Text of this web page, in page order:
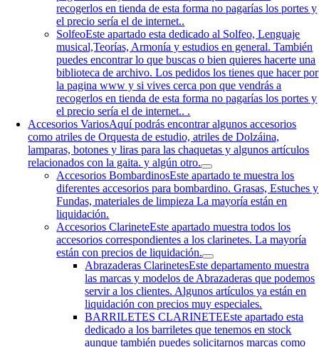
recogerlos en tienda de esta forma no pagarías los portes y
el precio sería el de internet..
SolfeoEste apartado esta dedicado al Solfeo, Lenguaje
musical,Teorías, Armonía y estudios en general. También
puedes encontrar lo que buscas o bien quieres hacerte una
biblioteca de archivo. Los pedidos los tienes que hacer por
la pagina www y si vives cerca pon que vendrás a
recogerlos en tienda de esta forma no pagarías los portes y
el precio sería el de internet.. .
Accesorios VariosAquí podrás encontrar algunos accesorios
como atriles de Orquesta de estudio, atriles de Dolzáina,
lamparas, botones y liras para las chaquetas y algunos artículos
relacionados con la gaita. y algún otro.
Accesorios BombardinosEste apartado te muestra los
diferentes accesorios para bombardino. Grasas, Estuches y
Fundas, materiales de limpieza La mayoría están en
liquidación.
Accesorios ClarineteEste apartado muestra todos los
accesorios correspondientes a los clarinetes. La mayoría
están con precios de liquidación.
Abrazaderas ClarinetesEste departamento muestra
las marcas y modelos de Abrazaderas que podemos
servir a los clientes. Algunos artículos ya están en
liquidación con precios muy especiales.
BARRILETES CLARINETEEste apartado esta
dedicado a los barriletes que tenemos en stock
aunque también puedes solicitarnos marcas como